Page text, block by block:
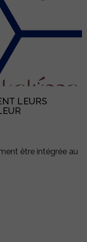
LEURS
être intégrée au